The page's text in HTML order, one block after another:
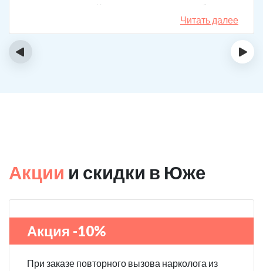
наркозависимым. Честно говоря, надежды не было,
думали, что все лечение бесполезно, но решили
попробовать и отправить родственника в клинику на
Читать далее
‹ ›
Акции и скидки в Юже
Акция -10%
При заказе повторного вызова нарколога из